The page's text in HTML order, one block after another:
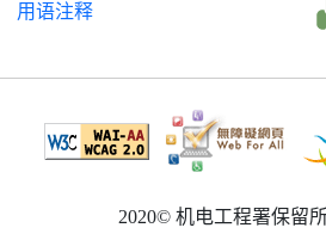
用语注释
2020© 机电工程署保留